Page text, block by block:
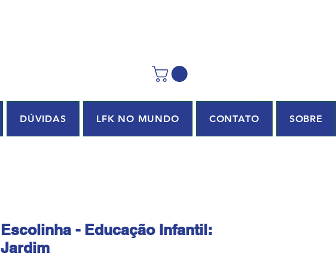
DÚVIDAS LFK NO MUNDO CONTATO SOBRE
Escolinha - Educação Infantil:
Jardim